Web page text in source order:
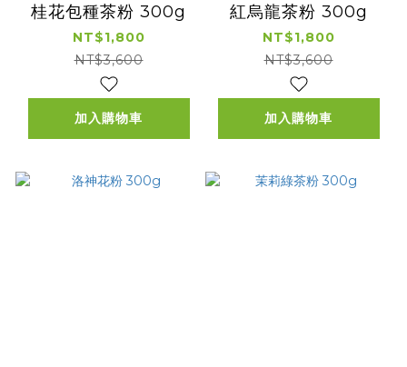
桂花包種茶粉 300g
NT$1,800
NT$3,600
加入購物車
紅烏龍茶粉 300g
NT$1,800
NT$3,600
加入購物車